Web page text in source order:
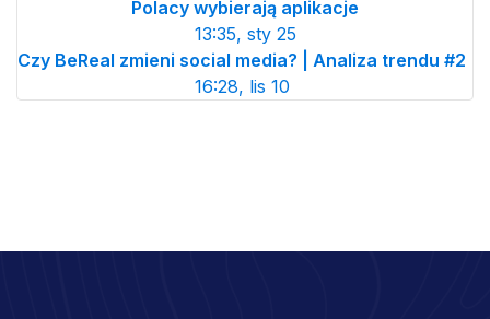
Polacy wybierają aplikacje
13:35, sty 25
Czy BeReal zmieni social media? | Analiza trendu #2
16:28, lis 10